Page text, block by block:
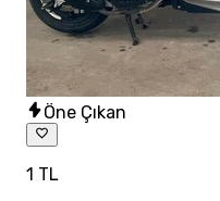
Öne Çıkan
1 TL